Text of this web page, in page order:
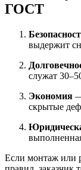
ГОСТ
выдержит
служат
Экономия
скрытые
Если монтаж или